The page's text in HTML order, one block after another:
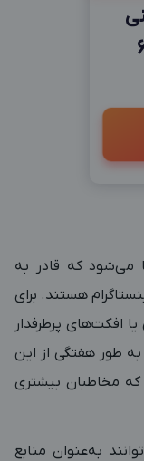
60
می‌شود که قادر به
هستند. برای
افکت‌های پرطرفدار
به طور هفتگی از این
مخاطبان بیشتری
به‌عنوان منابع